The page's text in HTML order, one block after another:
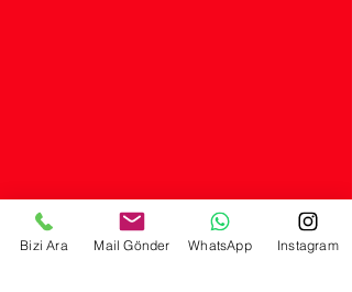
Selimiye mah. Hamam sok. No: 57/A Üsküdar - İstanbul
Telefon:
0554 260 87 72- Mail: eser@lorayayincilik.com
Bizi Ara Mail Gönder WhatsApp Instagram